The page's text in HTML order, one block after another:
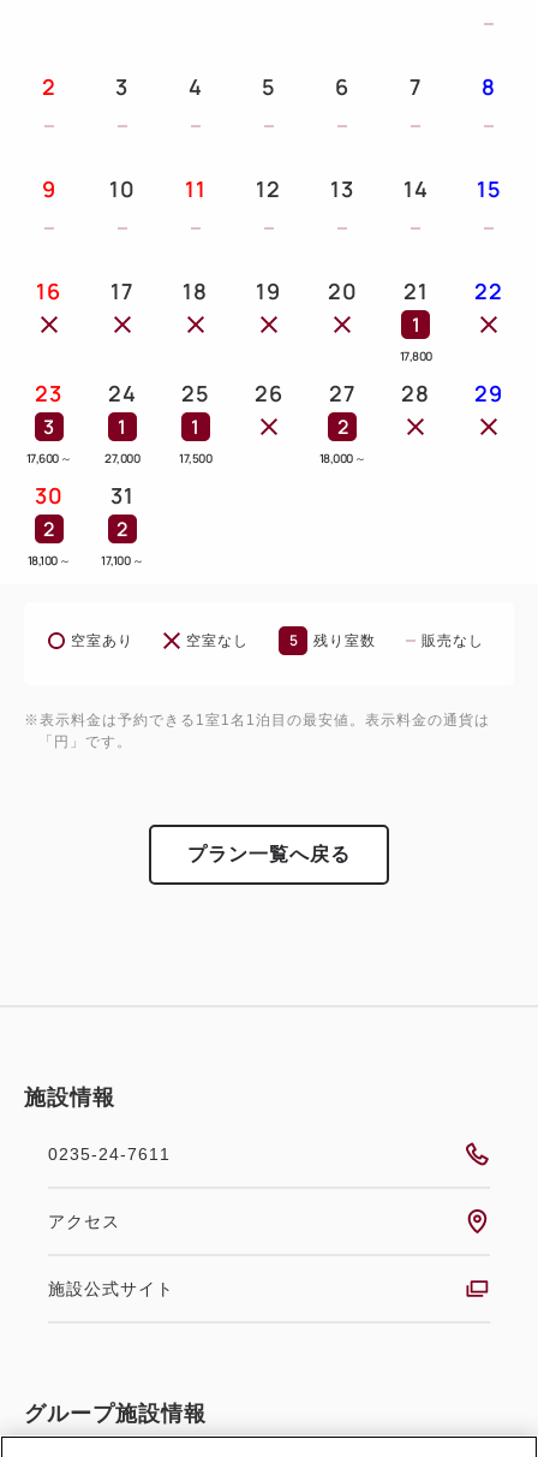
※施設の営業時間、休館日などの詳細はお客様ご自
《加茂水族館へのアクセス》
・バスの場合：当ホテル隣接のバスターミナルから
約30分
「加茂水族館」下車すぐ
■■ 朝食バイキング [レストランモナミ／アネックス
1F]
山形が誇るブランド米「つや姫」「雪若丸」炊きたて
ご飯の食べ比べが大好評！
庄内産の食材・食品にこだわった地産地消の朝食バイ
キングです。
地元の漬物や庄内の海の幸、郷土料理が並ぶ豊富なラ
庄内の自然が育んだおいしい朝食で、心も身体も元気
は、のどかな庄内平野を見下ろしながら、心身共にリ
ラックスできるスペースです。乾式サウナもご利用い
・高速自動車道、鶴岡ICより車で12分
・ショッピングモール「エスモール」直結（営業時
■■ 入湯税について
※2025年4月1日(火)より、大人お１人様(中学生以上)
2 3 4 5 6 7 8
9 10 11 12 13 14 15
16 17 18 19 20 21
1
17,800
22
23
3
17,600 ～
24
1
27,000
25
1
17,500
26 27
2
18,000 ～
28 29
30
2
18,100 ～
31
2
17,100 ～
空室あり 空室なし 5 残り室数 販売なし
※表示料金は予約できる1室1名1泊目の最安値。表示料金の通貨は
「円」です。
プラン一覧へ戻る
施設情報
0235-24-7611
アクセス
施設公式サイト
グループ施設情報